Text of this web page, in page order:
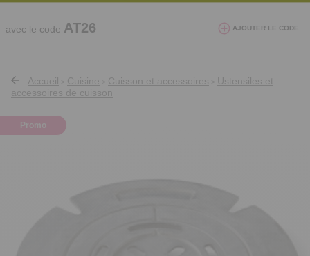
avec le code AT26 AJOUTER LE CODE
Accueil Cuisine Cuisson et accessoires
Ustensiles et
accessoires de cuisson
Promo